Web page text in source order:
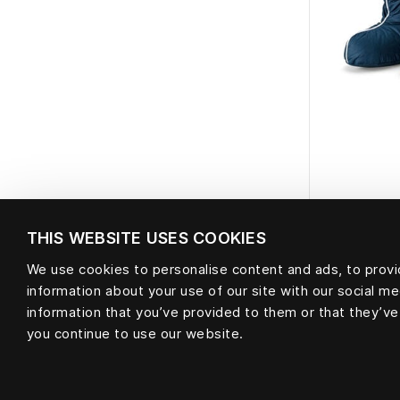
THIS WEBSITE USES COOKIES
We use cookies to personalise content and ads, to
information about your use of our site with our social
information that you’ve provided to them or that
you continue to use our website.